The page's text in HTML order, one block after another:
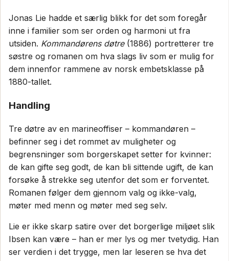
Jonas Lie hadde et særlig blikk for det som foregår
inne i familier som ser orden og harmoni ut fra
utsiden. Kommandørens døtre(1886) portretterer tre
søstre og romanen om hva slags liv som er mulig for
dem innenfor rammene av norsk embetsklasse på
1880-tallet.
Handling
Tre døtre av en marineoffiser – kommandøren –
befinner seg i det rommet av muligheter og
begrensninger som borgerskapet setter for kvinner:
de kan gifte seg godt, de kan bli sittende ugift, de kan
forsøke å strekke seg utenfor det som er forventet.
Romanen følger dem gjennom valg og ikke-valg,
møter med menn og møter med seg selv.
Lie er ikke skarp satire over det borgerlige miljøet slik
Ibsen kan være – han er mer lys og mer tvetydig. Han
ser verdien i det trygge, men lar leseren se hva det